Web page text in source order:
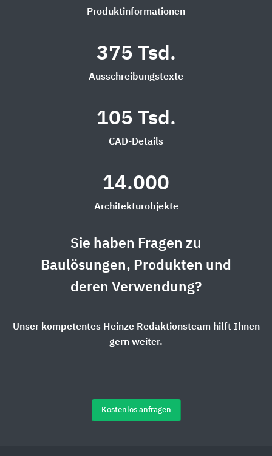
Produktinformationen
375 Tsd.
Ausschreibungstexte
105 Tsd.
CAD-Details
14.000
Architekturobjekte
Sie haben Fragen zu
Baulösungen, Produkten und
deren Verwendung?
Unser kompetentes Heinze Redaktionsteam hilft Ihnen
gern weiter.
Kostenlos anfragen